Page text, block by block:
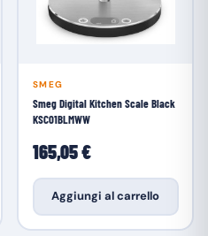
SMEG
Smeg Digital Kitchen Scale Black
KSC01BLMWW
165,05 €
Aggiungi al carrello